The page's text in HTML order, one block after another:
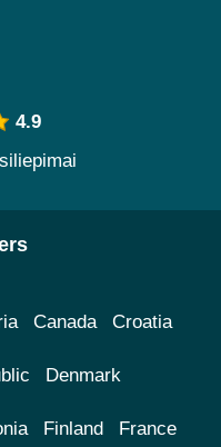
4.9
Canada Croatia
Denmark
Finland France